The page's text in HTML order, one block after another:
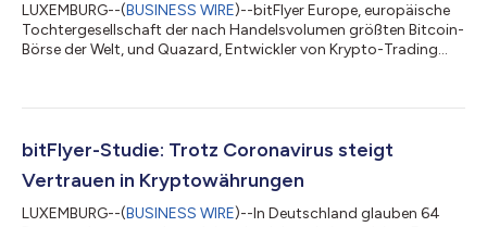
LUXEMBURG--(BUSINESS WIRE)--bitFlyer Europe, europäische
Tochtergesellschaft der nach Handelsvolumen größten Bitcoin-
Börse der Welt, und Quazard, Entwickler von Krypto-Trading
Hilfe des kostenlosen Krypto-Trading-Simulators echte
der auf Botwars startet und der einzige Live Trading-
Wettbewerb seiner Art. bitFlyer Europe ste...
bitFlyer-Studie: Trotz Coronavirus steigt
Vertrauen in Kryptowährungen
LUXEMBURG--(BUSINESS WIRE)--In Deutschland glauben 64